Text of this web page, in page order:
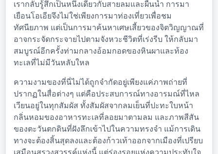
เรากลับรู้สึกเป็นหนึ่งเดียวกับสายลมและผืนน้ำ การมา
เยือนโอเอียจึงไม่ใช่เพียงการมาท่องเที่ยวเพื่อชม
ทัศนียภาพ แต่เป็นการมาค้นหาเศษเสี้ยวของจิตวิญญาณที่
อาจกระจัดกระจายไปตามจังหวะชีวิตที่เร่งรีบ ให้กลับมา
สมบูรณ์อีกครั้งท่ามกลางอ้อมกอดของหินผาและท้อง
ทะเลที่ไม่มีวันหลับใหล
ความงามของที่นี่ไม่ได้ถูกจำกัดอยู่เพียงแค่ภาพถ่ายที่
ปรากฏในสื่อต่างๆ แต่คือประสบการณ์ทางอารมณ์ที่ไหล
เวียนอยู่ในทุกสัมผัส ทั้งสัมผัสจากลมเย็นที่ปะทะใบหน้า
กลิ่นหอมของอาหารทะเลที่ลอยมาตามลม และภาพสีสัน
ของตะวันตกดินที่ฝังลึกเข้าไปในความทรงจำ แม้การเดิน
ทางจะต้องสิ้นสุดลงและต้องก้าวเท้าออกจากเมืองที่เปรียบ